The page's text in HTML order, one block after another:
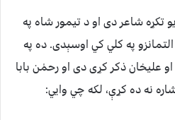
شاعر دى او د تيمور شاه په
په كلي كي اوسېدى. ده په
عليخان ذكر كړى دى او رحمٰن بابا
نه ده كړې، لكه چي وايي: